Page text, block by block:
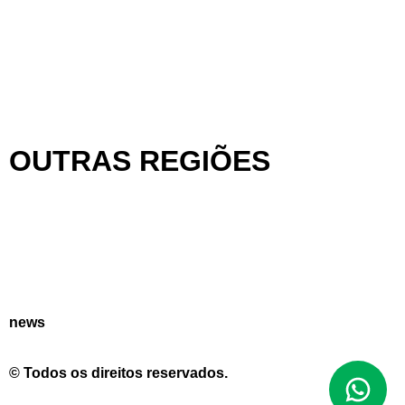
OUTRAS REGIÕES
news
© Todos os direitos reservados.